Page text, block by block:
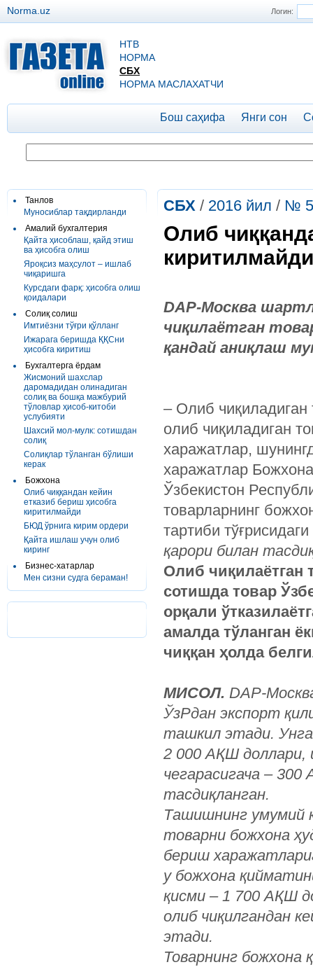
Логин:
Norma.uz
НТВ
НОРМА
СБХ
НОРМА МАСЛАХАТЧИ
Бош саҳифа Янги сон
Танлов
Муносиблар тақдирланди
Амалий бухгалтерия
Қайта ҳисоблаш, қайд этиш
ва ҳисобга олиш
Яроқсиз маҳсулот – ишлаб
чиқаришга
Курсдаги фарқ: ҳисобга олиш
қоидалари
Солиқ солиш
Имтиёзни тўғри қўлланг
Ижарага беришда ҚҚСни
ҳисобга киритиш
Бухгалтерга ёрдам
Жисмоний шахслар
даромадидан олинадиган
солиқ ва бошқа мажбурий
тўловлар ҳисоб-китоби
услубияти
Шахсий мол-мулк: сотишдан
солиқ
Солиқлар тўланган бўлиши
керак
Божхона
Олиб чиққандан кейин
етказиб бериш ҳисобга
киритилмайди
БЮД ўрнига кирим ордери
Қайта ишлаш учун олиб
киринг
Бизнес-хатарлар
Мен сизни судга бераман!
СБХ / 2016 йил / №
Олиб
киритилмайди
DAP-Москва
чиқилаётган
қандай аниқлаш
– Олиб чиқиладиган
олиб чиқиладиган
харажатлар,
харажатлар
Ўзбекистон
товарларнинг
тартиби
қарори билан
Олиб чиқилаётган
сотишда товар
орқали
амалда тўланган
чиққан ҳолда
МИСОЛ. DAP-
ЎзРдан экспорт
ташкил этади. Унга
2 000АҚШ доллари,
чегарасигача – 300
тасдиқланган.
Ташишнинг умумий
товарни божхона
бериш
у божхона
қисми – 1 700АҚШ
олиб чиқилгандан
этади.
Товарнинг божхона